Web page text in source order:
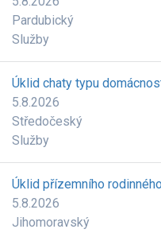
Pardubický
Služby
Úklid chaty typu
5.8.2026
Středočeský
Služby
Úklid přízemního
5.8.2026
Jihomoravský